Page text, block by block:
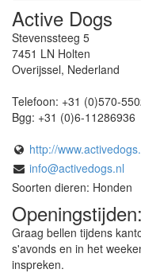
Active Dogs
Stevenssteeg 5
7451 LN Holten
Overijssel, Nederland
Telefoon: +31 (0)570-
Bgg: +31 (0)6-11286936
http://
info@activedogs.nl
Soorten dieren: Honden
Openingstijden:
Graag bellen tijdens
s'avonds en in het
inspreken.